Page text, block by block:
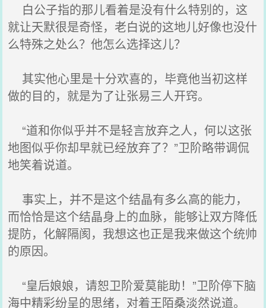
白公子指的那儿看着是没有什么特别的，这
就让天默很是奇怪，老白说的这地儿好像也没什
么特殊之处么？他怎么选择这儿？
其实他心里是十分欢喜的，毕竟他当初这样
做的目的，就是为了让张易三人开窍。
“道和你似乎并不是轻言放弃之人，何以这张
地图似乎你却早就已经放弃了？”卫阶略带调侃
地笑着说道。
事实上，并不是这个结晶有多么高的能力，
而恰恰是这个结晶身上的血脉，能够让双方降低
提防，化解隔阂，我想这也正是我来做这个统帅
的原因。
“皇后娘娘，请恕卫阶爱莫能助！”卫阶停下脑
海中精彩纷呈的思绪，对着王陌桑淡然说道。